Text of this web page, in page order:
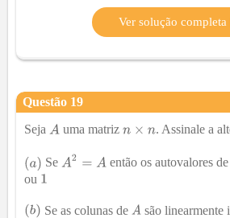
Ver solução completa
Questão 19
Seja
uma matriz . Assinale a
Se então os autovalores de
ou
Se as colunas de
são linearmente